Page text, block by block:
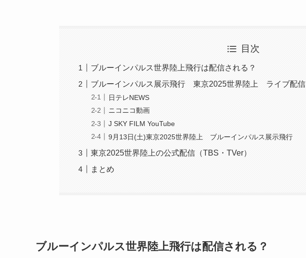
目次
ブルーインパルス世界陸上飛行は配信される？
ブルーインパルス展示飛行 東京2025世界陸上 ライブ配信
日テレNEWS
ニコニコ動画
J SKY FILM YouTube
9月13日(土)東京2025世界陸上 ブルーインパルス展示飛行
東京2025世界陸上の公式配信（TBS・TVer）
まとめ
ブルーインパルス世界陸上飛行は配信される？